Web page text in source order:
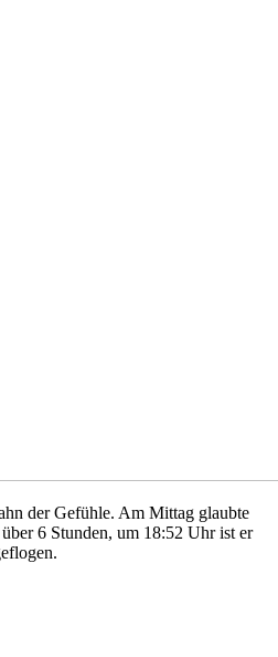
der Gefühle. Am Mittag glaubte
6 Stunden, um 18:52 Uhr ist er